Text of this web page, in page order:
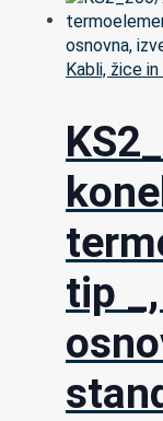
Kabli, žice
tip